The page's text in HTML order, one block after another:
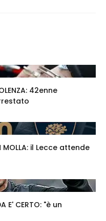
42enne
MOLLA: il Lecce attende
E' CERTO: "è un